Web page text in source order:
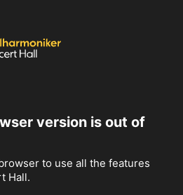
version is out of
to use all the features
Hall.